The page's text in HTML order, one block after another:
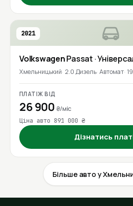
2021
VolkswagenPassat ·
Хмельницький 2.0 Дизель Автомат
ПЛАТІЖ ВІД
26 900 ₴/міс
Ціна авто 891 000 ₴
Дізнатись
Більше авто у